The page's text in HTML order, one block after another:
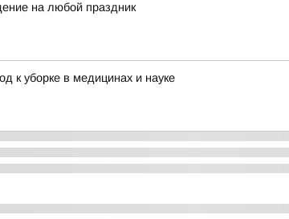
на любой праздник
к уборке в медицинах и науке